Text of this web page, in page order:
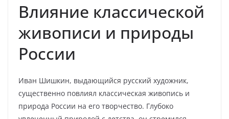
Влияние классической
живописи и природы
России
Иван Шишкин, выдающийся русский художник,
существенно повлиял классическая живопись и
природа России на его творчество. Глубоко